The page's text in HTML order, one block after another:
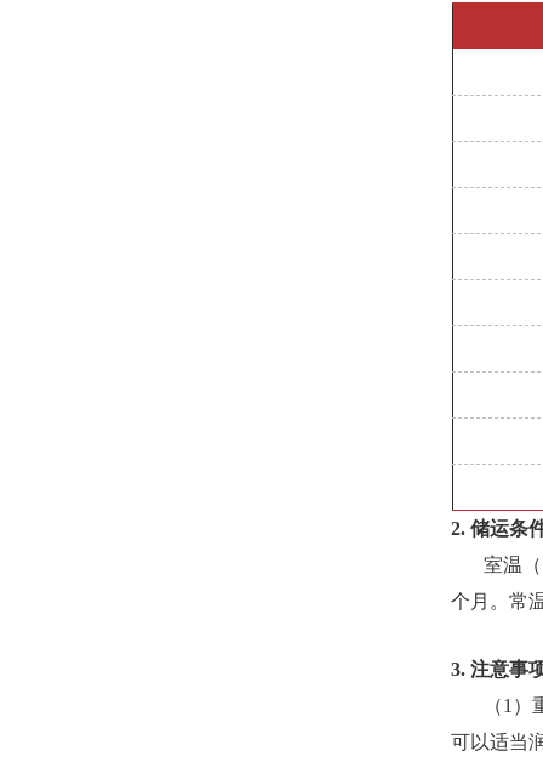
2. 储运条
室温
个月。常
3. 注意事
（1
可以适当